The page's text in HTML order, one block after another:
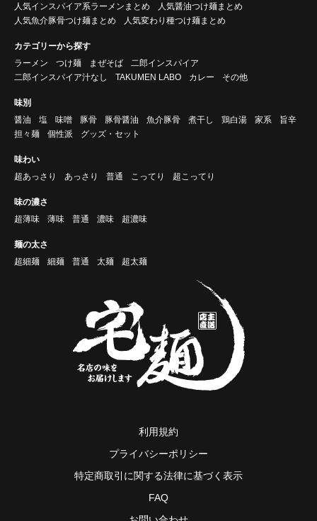
人気インスパイア系ラーメンまとめ
人気醤油つけ麺まとめ
人気魚介豚骨つけ麺まとめ
人気変わり種つけ麺まとめ
カテゴリーから探す
ラーメン
つけ麺 まぜそば
二郎インスパイア
二郎インスパイア汁なし
TAKUMEN LABO カレー その他
味別
醤油
塩 味噌 豚骨 豚骨醤油 魚介豚骨 煮干し 鶏白湯 家系
旨辛
担々麺
個性派 グッズ・セット
味わい
超あっさり
あっさり 普通 こってり 超こってり
味の濃さ
超薄味
薄味 普通 濃味 超濃味
麺の太さ
超細麺
細麺 普通 太麺 超太麺
利用規約
プライバシーポリシー
特定商取引に関する法律に基づく表示
FAQ